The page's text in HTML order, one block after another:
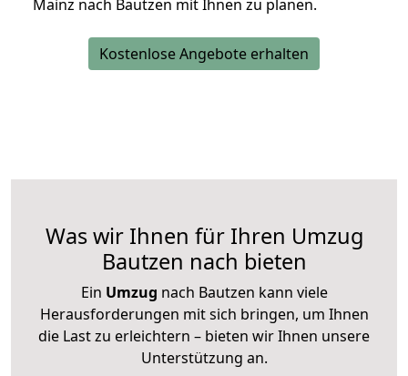
Mainz nach Bautzen mit Ihnen zu planen.
Kostenlose Angebote erhalten
Was wir Ihnen für Ihren Umzug
Bautzen nach bieten
Ein Umzug nach Bautzen kann viele
Herausforderungen mit sich bringen, um Ihnen
die Last zu erleichtern – bieten wir Ihnen unsere
Unterstützung an.